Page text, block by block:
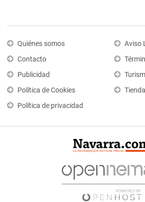
Quiénes somos
Contacto
Publicidad
Política de Cookies
Política de privacidad
Aviso
Tienda